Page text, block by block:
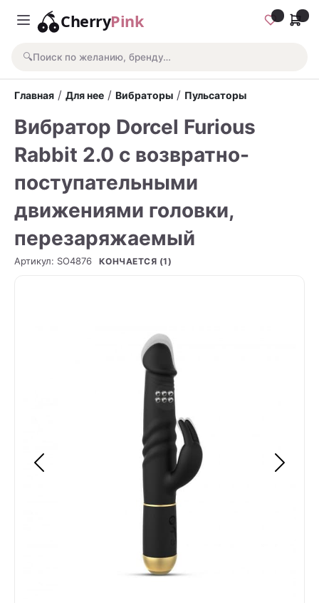
CherryPink
🔍Поиск по желанию, бренду…
Главная / Для нее / Вибраторы / Пульсаторы
Вибратор Dorcel Furious
Rabbit 2.0 с возвратно-
поступательными
движениями головки,
перезаряжаемый
Артикул: SO4876 КОНЧАЕТСЯ (1)